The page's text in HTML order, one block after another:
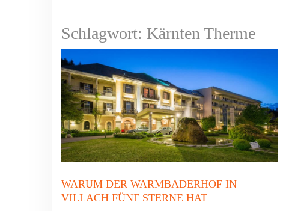
Schlagwort: Kärnten Therme
WARUM DER WARMBADERHOF IN
VILLACH FÜNF STERNE HAT